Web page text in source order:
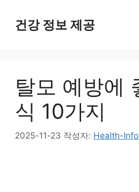
건강 정보 제공
탈모 예방에
식 10가지
2025-11-23 작성자: Health-